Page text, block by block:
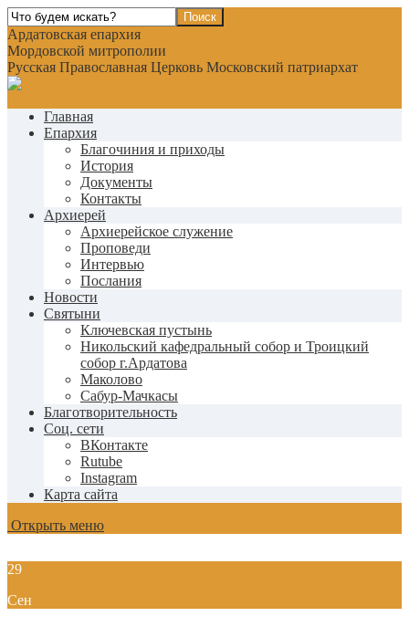
Ардатовская епархия
Мордовской митрополии
Русская Православная Церковь Московский патриархат
Главная
Епархия
Благочиния и приходы
История
Документы
Контакты
Архиерей
Архиерейское служение
Проповеди
Интервью
Послания
Новости
Святыни
Ключевская пустынь
Никольский кафедральный собор и Троицкий
собор г.Ардатова
Маколово
Сабур-Мачкасы
Благотворительность
Соц. сети
ВКонтакте
Rutube
Instagram
Карта сайта
Открыть меню
29
Сен